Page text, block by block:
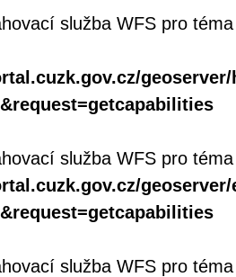
služba WFS pro
služba WFS pro
služba WFS pro